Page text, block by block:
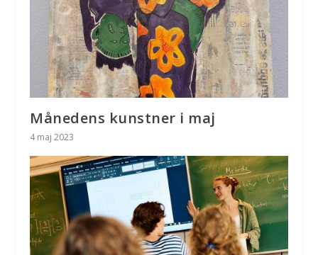
Månedens kunstner i maj
4 maj 2023